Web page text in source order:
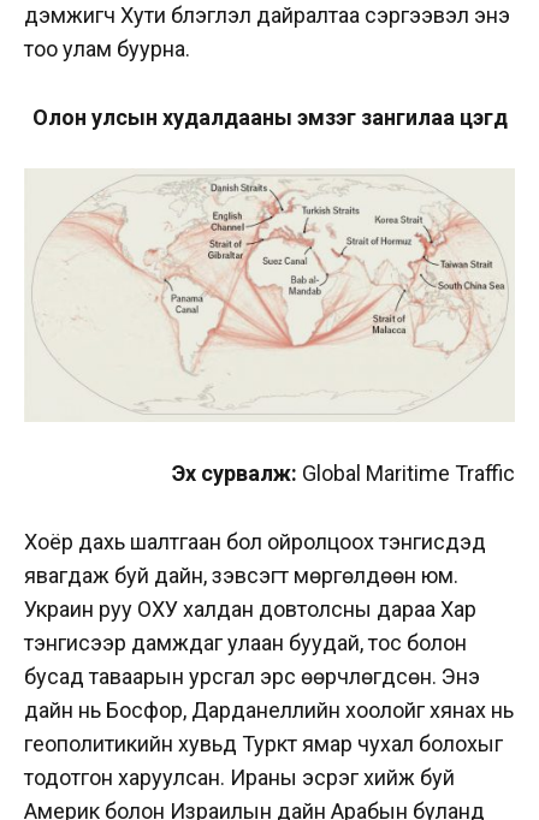
дэмжигч Хути бүлэглэл дайралтаа сэргээвэл энэ
тоо улам буурна.
Олон улсын худалдааны эмзэг зангилаа цэгүүд
Эх сурвалж: Global Maritime Traffic
Хоёр дахь шалтгаан бол ойролцоох тэнгисүүдэд
явагдаж буй дайн, зэвсэгт мөргөлдөөн юм.
Украин руу ОХУ халдан довтолсны дараа Хар
тэнгисээр дамждаг улаан буудай, тос болон
бусад таваарын урсгал эрс өөрчлөгдсөн. Энэ
дайн нь Босфор, Дарданеллийн хоолойг хянах нь
геополитикийн хувьд Туркт ямар чухал болохыг
тодотгон харуулсан. Ираны эсрэг хийж буй
Америк болон Израилын дайн Арабын буланд